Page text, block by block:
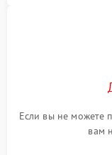
Если вы не можете
вам